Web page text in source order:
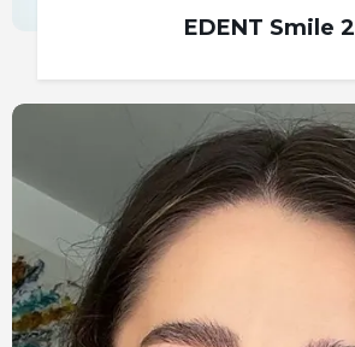
EDENT Smile 2